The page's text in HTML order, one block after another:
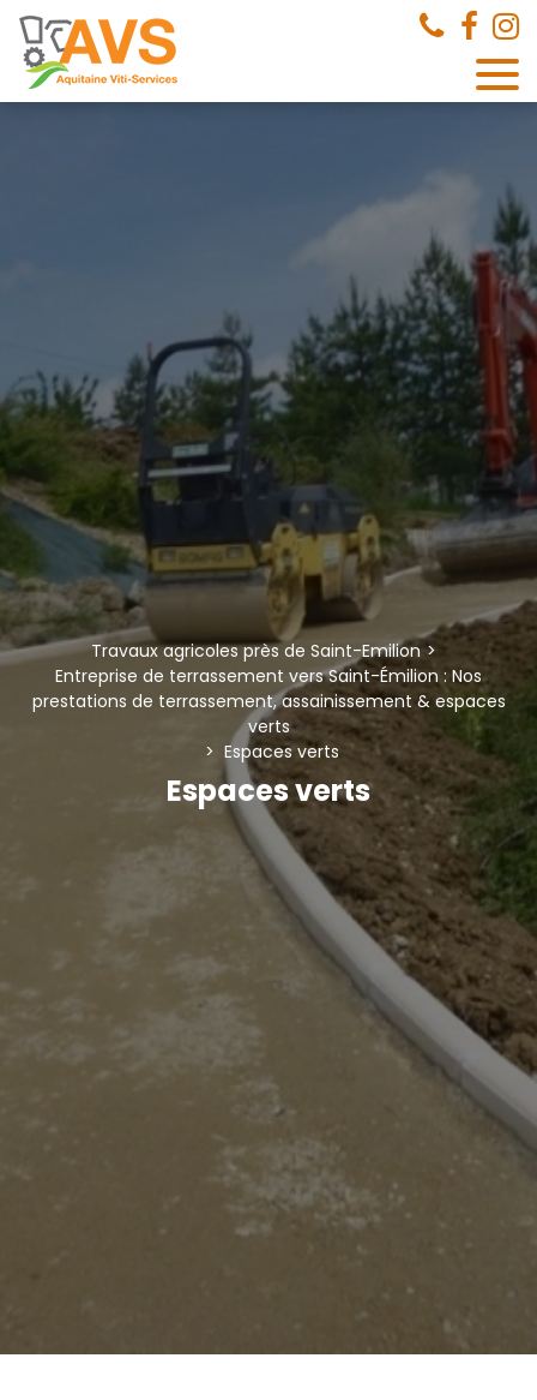
Travaux agricoles près de Saint-Emilion
Entreprise de terrassement vers Saint-Émilion : Nos
prestations de terrassement, assainissement & espaces
verts
Espaces verts
Espaces verts
Panneau de gestion des cookies